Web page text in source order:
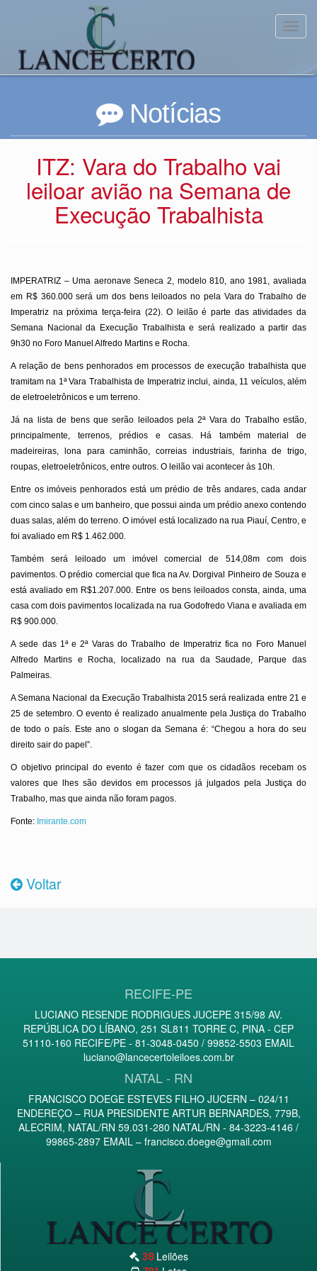
Notícias
ITZ: Vara do Trabalho vai
leiloar avião na Semana de
Execução Trabalhista
IMPERATRIZ – Uma aeronave Seneca 2, modelo 810, ano 1981, avaliada
em R$ 360.000 será um dos bens leiloados no pela Vara do Trabalho de
Imperatriz na próxima terça-feira (22). O leilão é parte das atividades da
Semana Nacional da Execução Trabalhista e será realizado a partir das
9h30 no Foro Manuel Alfredo Martins e Rocha.
A relação de bens penhorados em processos de execução trabalhista que
tramitam na 1ª Vara Trabalhista de Imperatriz inclui, ainda, 11 veículos, além
de eletroeletrônicos e um terreno.
Já na lista de bens que serão leiloados pela 2ª Vara do Trabalho estão,
principalmente, terrenos, prédios e casas. Há também material de
madeireiras, lona para caminhão, correias industriais, farinha de trigo,
roupas, eletroeletrônicos, entre outros. O leilão vai acontecer às 10h.
Entre os imóveis penhorados está um prédio de três andares, cada andar
com cinco salas e um banheiro, que possui ainda um prédio anexo contendo
duas salas, além do terreno. O imóvel está localizado na rua Piauí, Centro, e
foi avaliado em R$ 1.462.000.
Também será leiloado um imóvel comercial de 514,08m com dois
pavimentos. O prédio comercial que fica na Av. Dorgival Pinheiro de Souza e
está avaliado em R$1.207.000. Entre os bens leiloados consta, ainda, uma
casa com dois pavimentos localizada na rua Godofredo Viana e avaliada em
R$ 900.000.
A sede das 1ª e 2ª Varas do Trabalho de Imperatriz fica no Foro Manuel
Alfredo Martins e Rocha, localizado na rua da Saudade, Parque das
Palmeiras.
A Semana Nacional da Execução Trabalhista 2015 será realizada entre 21 e
25 de setembro. O evento é realizado anualmente pela Justiça do Trabalho
de todo o país. Este ano o slogan da Semana é: “Chegou a hora do seu
direito sair do papel”.
O objetivo principal do evento é fazer com que os cidadãos recebam os
valores que lhes são devidos em processos já julgados pela Justiça do
Trabalho, mas que ainda não foram pagos.
Fonte: Imirante.com
Voltar
RECIFE-PE
LUCIANO RESENDE RODRIGUES JUCEPE 315/98 AV.
REPÚBLICA DO LÍBANO, 251 SL811 TORRE C, PINA - CEP
51110-160 RECIFE/PE - 81-3048-0450 / 99852-5503 EMAIL
luciano@lancecertoleiloes.com.br
NATAL - RN
FRANCISCO DOEGE ESTEVES FILHO JUCERN – 024/11
ENDEREÇO – RUA PRESIDENTE ARTUR BERNARDES, 779B,
ALECRIM, NATAL/RN 59.031-280 NATAL/RN - 84-3223-4146 /
99865-2897 EMAIL – francisco.doege@gmail.com
38 Leilões